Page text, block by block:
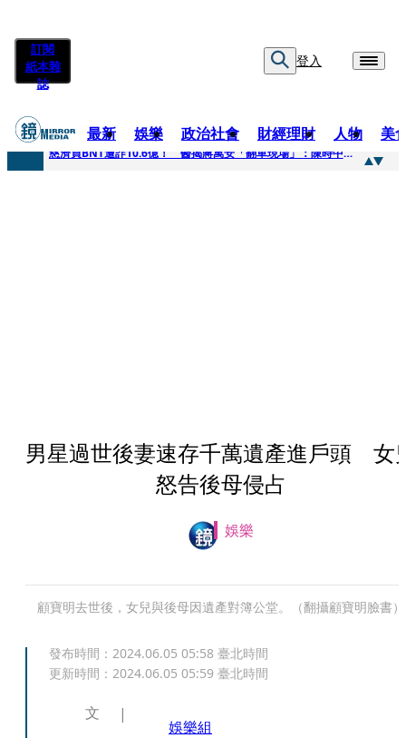
訂閱
紙本雜
誌
登入
最新 娛樂 政治社會 財經理財 人物 美
快訊
慈濟買BNT遭詐10.6億！ 醫揭蔣萬安「翻車現場」：陳時中當年是阻止被騙
男星過世後妻速存千萬遺產進戶頭 女
怒告後母侵占
娛樂
顧寶明去世後，女兒與後母因遺產對簿公堂。（翻攝顧寶明臉書）
發布時間： 2024.06.05 05:58 臺北時間
更新時間： 2024.06.05 05:59 臺北時間
文
娛樂組